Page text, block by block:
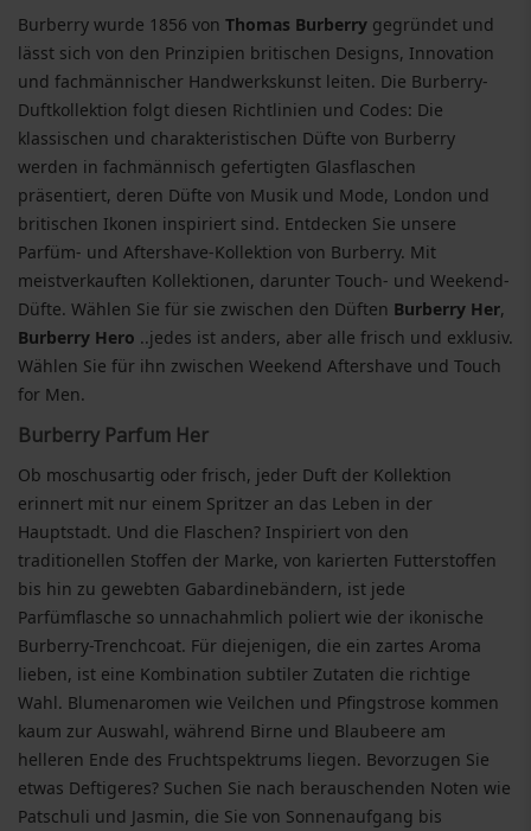
Burberry wurde 1856 von Thomas Burberry gegründet und
lässt sich von den Prinzipien britischen Designs, Innovation
und fachmännischer Handwerkskunst leiten. Die Burberry-
Duftkollektion folgt diesen Richtlinien und Codes: Die
klassischen und charakteristischen Düfte von Burberry
werden in fachmännisch gefertigten Glasflaschen
präsentiert, deren Düfte von Musik und Mode, London und
britischen Ikonen inspiriert sind. Entdecken Sie unsere
Parfüm- und Aftershave-Kollektion von Burberry. Mit
meistverkauften Kollektionen, darunter Touch- und Weekend-
Düfte. Wählen Sie für sie zwischen den Düften Burberry Her,
Burberry Hero ..jedes ist anders, aber alle frisch und exklusiv.
Wählen Sie für ihn zwischen Weekend Aftershave und Touch
for Men.
Burberry Parfum Her
Ob moschusartig oder frisch, jeder Duft der Kollektion
erinnert mit nur einem Spritzer an das Leben in der
Hauptstadt. Und die Flaschen? Inspiriert von den
traditionellen Stoffen der Marke, von karierten Futterstoffen
bis hin zu gewebten Gabardinebändern, ist jede
Parfümflasche so unnachahmlich poliert wie der ikonische
Burberry-Trenchcoat. Für diejenigen, die ein zartes Aroma
lieben, ist eine Kombination subtiler Zutaten die richtige
Wahl. Blumenaromen wie Veilchen und Pfingstrose kommen
kaum zur Auswahl, während Birne und Blaubeere am
helleren Ende des Fruchtspektrums liegen. Bevorzugen Sie
etwas Deftigeres? Suchen Sie nach berauschenden Noten wie
Patschuli und Jasmin, die Sie von Sonnenaufgang bis